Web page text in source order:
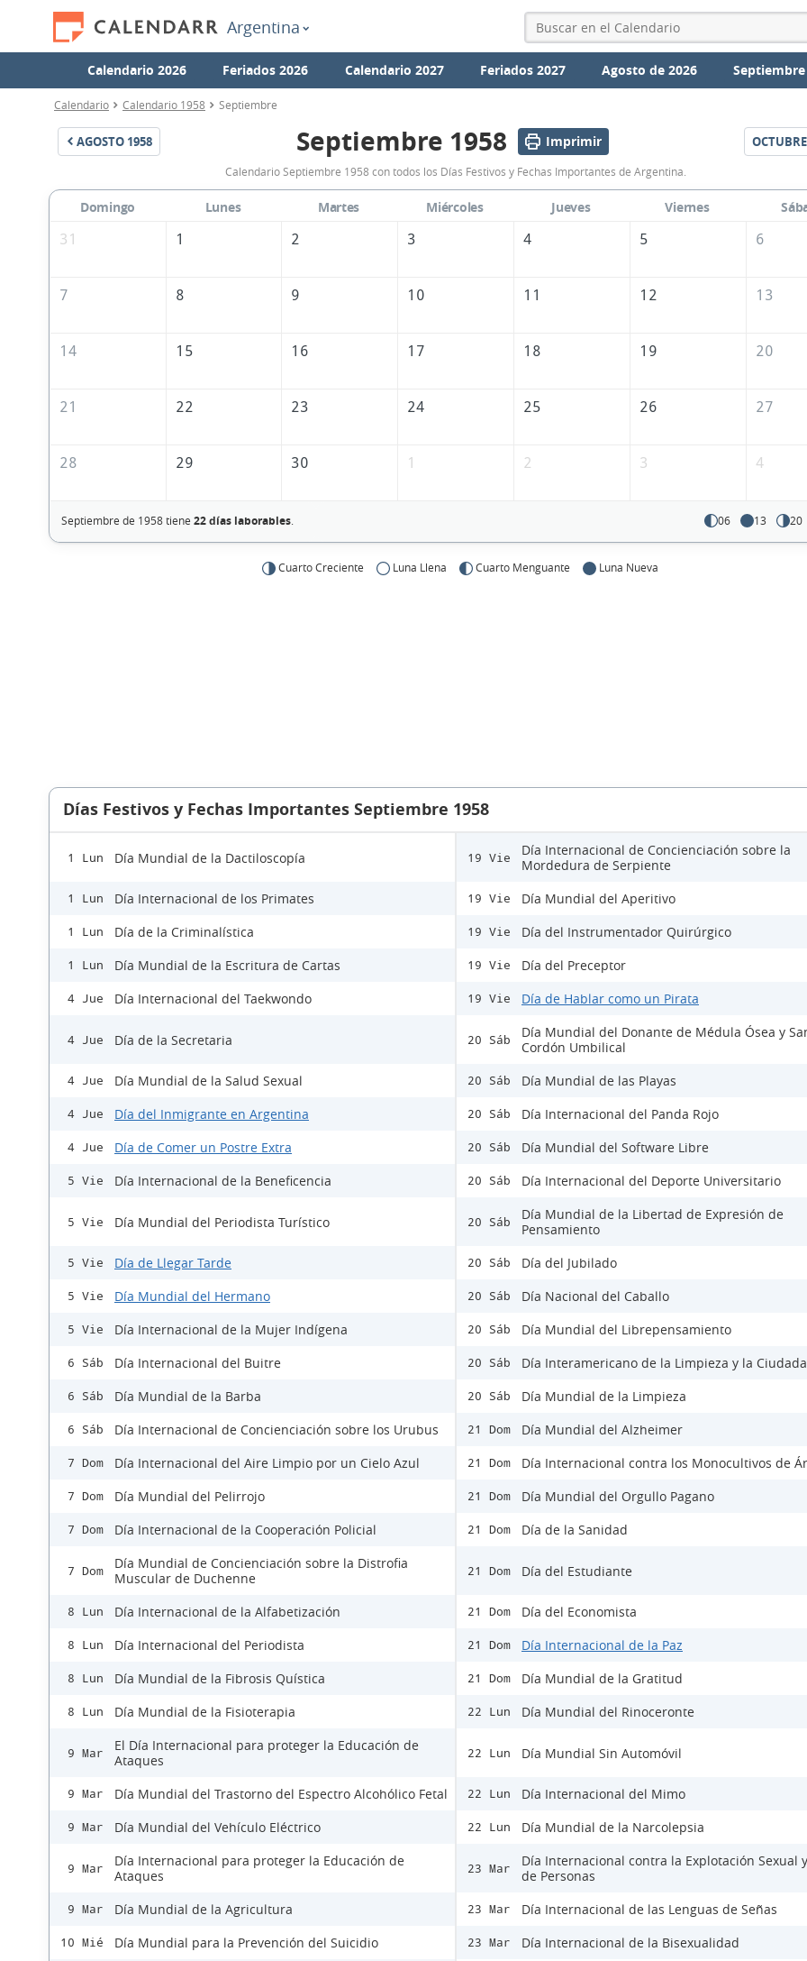
Argentina
Calendario 2026 Feriados 2026 Calendario 2027 Feriados 2027 Agosto de 2026
Calendario Calendario 1958 Septiembre
AGOSTO 1958
Calendario
Septiembre
1958
Argentina
Septiembre 1958 Imprimir OCTUBRE
Calendario Septiembre 1958 con todos los Días Festivos y Fechas Importantes de Argentina.
Domingo Lunes Martes Miércoles Jueves Viernes
31
1 2 3 4 5 6
7 8 9 10 11 12 13
14 15 16 17 18 19 20
21 22 23 24 25 26 27
28 29 30 1 2 3 4
Septiembre de 1958 tiene 22 días laborables. 06 13 20
Cuarto Creciente Luna Llena Cuarto Menguante Luna Nueva
Días Festivos y Fechas Importantes Septiembre 1958
1 Lun Día Mundial de la Dactiloscopía
1 Lun Día Internacional de los Primates
1 Lun Día de la Criminalística
1 Lun Día Mundial de la Escritura de Cartas
4 Jue Día Internacional del Taekwondo
4 Jue Día de la Secretaria
4 Jue Día Mundial de la Salud Sexual
4 Jue Día del Inmigrante en Argentina
4 Jue Día de Comer un Postre Extra
5 Vie Día Internacional de la Beneficencia
5 Vie Día Mundial del Periodista Turístico
5 Vie Día de Llegar Tarde
5 Vie Día Mundial del Hermano
5 Vie Día Internacional de la Mujer Indígena
6 Sáb Día Internacional del Buitre
6 Sáb Día Mundial de la Barba
6 Sáb Día Internacional de Concienciación sobre los Urubus
7 Dom Día Internacional del Aire Limpio por un Cielo Azul
7 Dom Día Mundial del Pelirrojo
7 Dom Día Internacional de la Cooperación Policial
7 Dom
Día Mundial de Concienciación sobre la Distrofia
Muscular de Duchenne
8 Lun Día Internacional de la Alfabetización
8 Lun Día Internacional del Periodista
8 Lun Día Mundial de la Fibrosis Quística
8 Lun Día Mundial de la Fisioterapia
9 Mar
El Día Internacional para proteger la Educación de
Ataques
9 Mar Día Mundial del Trastorno del Espectro Alcohólico Fetal
9 Mar Día Mundial del Vehículo Eléctrico
9 Mar
Día Internacional para proteger la Educación de
Ataques
9 Mar Día Mundial de la Agricultura
10 Mié Día Mundial para la Prevención del Suicidio
19 Vie
Día Internacional de Concienciación sobre la
Mordedura de Serpiente
19 Vie Día Mundial del Aperitivo
19 Vie Día del Instrumentador Quirúrgico
19 Vie Día del Preceptor
19 Vie Día de Hablar como un Pirata
20 Sáb
Día Mundial del Donante de Médula Ósea y
Cordón Umbilical
20 Sáb Día Mundial de las Playas
20 Sáb Día Internacional del Panda Rojo
20 Sáb Día Mundial del Software Libre
20 Sáb Día Internacional del Deporte Universitario
20 Sáb
Día Mundial de la Libertad de Expresión de
Pensamiento
20 Sáb Día del Jubilado
20 Sáb Día Nacional del Caballo
20 Sáb Día Mundial del Librepensamiento
20 Sáb Día Interamericano de la Limpieza y la
20 Sáb Día Mundial de la Limpieza
21 Dom Día Mundial del Alzheimer
21 Dom Día Internacional contra los Monocultivos de
21 Dom Día Mundial del Orgullo Pagano
21 Dom Día de la Sanidad
21 Dom Día del Estudiante
21 Dom Día del Economista
21 Dom Día Internacional de la Paz
21 Dom Día Mundial de la Gratitud
22 Lun Día Mundial del Rinoceronte
22 Lun Día Mundial Sin Automóvil
22 Lun Día Internacional del Mimo
22 Lun Día Mundial de la Narcolepsia
23 Mar
Día Internacional contra la Explotación Sexual
de Personas
23 Mar Día Internacional de las Lenguas de Señas
23 Mar Día Internacional de la Bisexualidad